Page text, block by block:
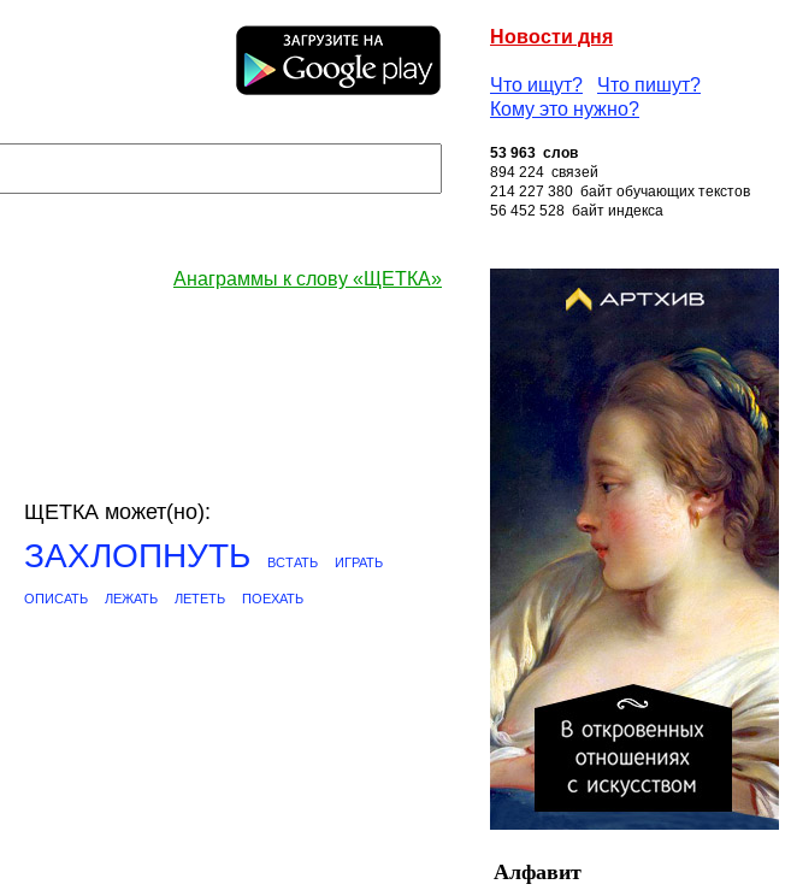
Новости дня
Что ищут?
Что пишут?
Кому это нужно?
53 963 слов
894 224 связей
214 227 380 байт обучающих текстов
56 452 528 байт индекса
Анаграммы к слову «ЩЕТКА»
ЩЕТКА может(но):
ЗАХЛОПНУТЬ ВСТАТЬ ИГРАТЬ
ОПИСАТЬ ЛЕЖАТЬ ЛЕТЕТЬ ПОЕХАТЬ
Алфавит